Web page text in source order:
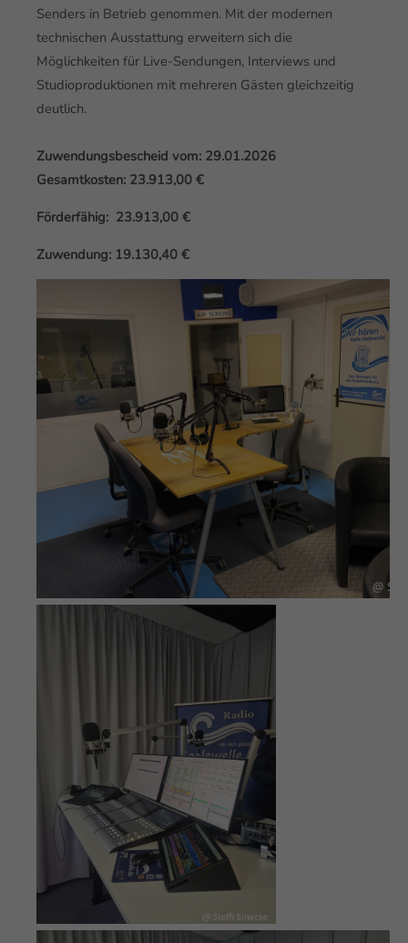
Senders in Betrieb genommen. Mit der modernen
technischen Ausstattung erweitern sich die
Möglichkeiten für Live-Sendungen, Interviews und
Studioproduktionen mit mehreren Gästen gleichzeitig
deutlich.
Zuwendungsbescheid vom: 29.01.2026
Gesamtkosten: 23.913,00 €
Förderfähig: 23.913,00 €
Zuwendung: 19.130,40 €